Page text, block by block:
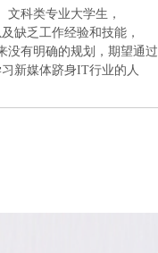
文科类专业大学生，
缺乏工作经验和技能，
没有明确的规划，期望通过
新媒体跻身IT行业的人